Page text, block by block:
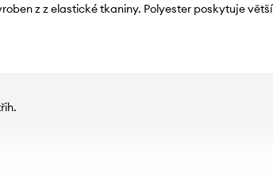
z z elastické tkaniny. Polyester poskytuje větší